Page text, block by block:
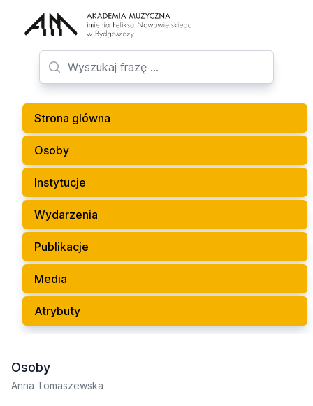
Strona glówna
Osoby
Instytucje
Wydarzenia
Publikacje
Media
Atrybuty
Osoby
Anna Tomaszewska